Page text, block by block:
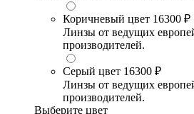
Коричневый цвет 16300 ₽
Линзы от ведущих
производителей.
Серый цвет 16300 ₽
Линзы от ведущих
производителей.
Выберите цвет